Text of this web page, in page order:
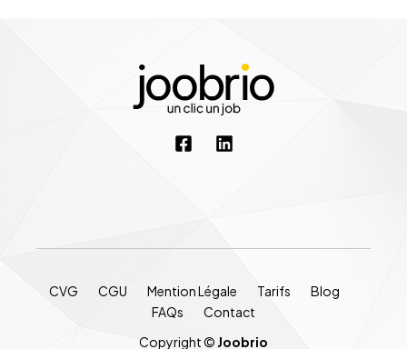
CVG CGU Mention Légale Tarifs
Blog
FAQs
Contact
Copyright © Joobrio